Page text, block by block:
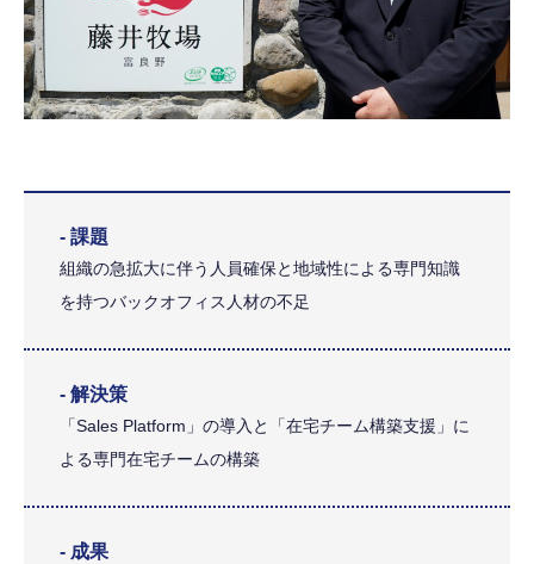
- 課題
組織の急拡大に伴う人員確保と地域性による専門知識
を持つバックオフィス人材の不足
- 解決策
「Sales Platform」の導入と「在宅チーム構築支援」に
よる専門在宅チームの構築
- 成果